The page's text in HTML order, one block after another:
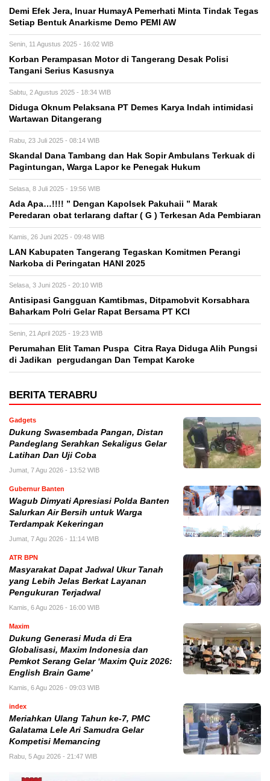
Demi Efek Jera, Inuar HumayA Pemerhati Minta Tindak Tegas
Setiap Bentuk Anarkisme Demo PEMI AW
Senin, 11 Agustus 2025 - 16:02 WIB
Korban Perampasan Motor di Tangerang Desak Polisi
Tangani Serius Kasusnya
Sabtu, 2 Agustus 2025 - 18:34 WIB
Diduga Oknum Pelaksana PT Demes Karya Indah intimidasi
Wartawan Ditangerang
Rabu, 23 Juli 2025 - 08:14 WIB
Skandal Dana Tambang dan Hak Sopir Ambulans Terkuak di
Pagintungan, Warga Lapor ke Penegak Hukum
Selasa, 8 Juli 2025 - 19:56 WIB
Ada Apa…!!!! ” Dengan Kapolsek Pakuhaii ” Marak
Peredaran obat terlarang daftar ( G ) Terkesan Ada Pembiaran
Kamis, 26 Juni 2025 - 09:48 WIB
LAN Kabupaten Tangerang Tegaskan Komitmen Perangi
Narkoba di Peringatan HANI 2025
Selasa, 3 Juni 2025 - 20:10 WIB
Antisipasi Gangguan Kamtibmas, Ditpamobvit Korsabhara
Baharkam Polri Gelar Rapat Bersama PT KCI
Senin, 21 April 2025 - 19:23 WIB
Perumahan Elit Taman Puspa Citra Raya Diduga Alih Pungsi
di Jadikan pergudangan Dan Tempat Karoke
BERITA TERABRU
Gadgets
Dukung Swasembada Pangan, Distan
Pandeglang Serahkan Sekaligus Gelar
Latihan Dan Uji Coba
Jumat, 7 Agu 2026 - 13:52 WIB
Gubernur Banten
Wagub Dimyati Apresiasi Polda Banten
Salurkan Air Bersih untuk Warga
Terdampak Kekeringan
Jumat, 7 Agu 2026 - 11:14 WIB
ATR BPN
Masyarakat Dapat Jadwal Ukur Tanah
yang Lebih Jelas Berkat Layanan
Pengukuran Terjadwal
Kamis, 6 Agu 2026 - 16:00 WIB
Maxim
Dukung Generasi Muda di Era
Globalisasi, Maxim Indonesia dan
Pemkot Serang Gelar ‘Maxim Quiz 2026:
English Brain Game’
Kamis, 6 Agu 2026 - 09:03 WIB
index
Meriahkan Ulang Tahun ke-7, PMC
Galatama Lele Ari Samudra Gelar
Kompetisi Memancing
Rabu, 5 Agu 2026 - 21:47 WIB